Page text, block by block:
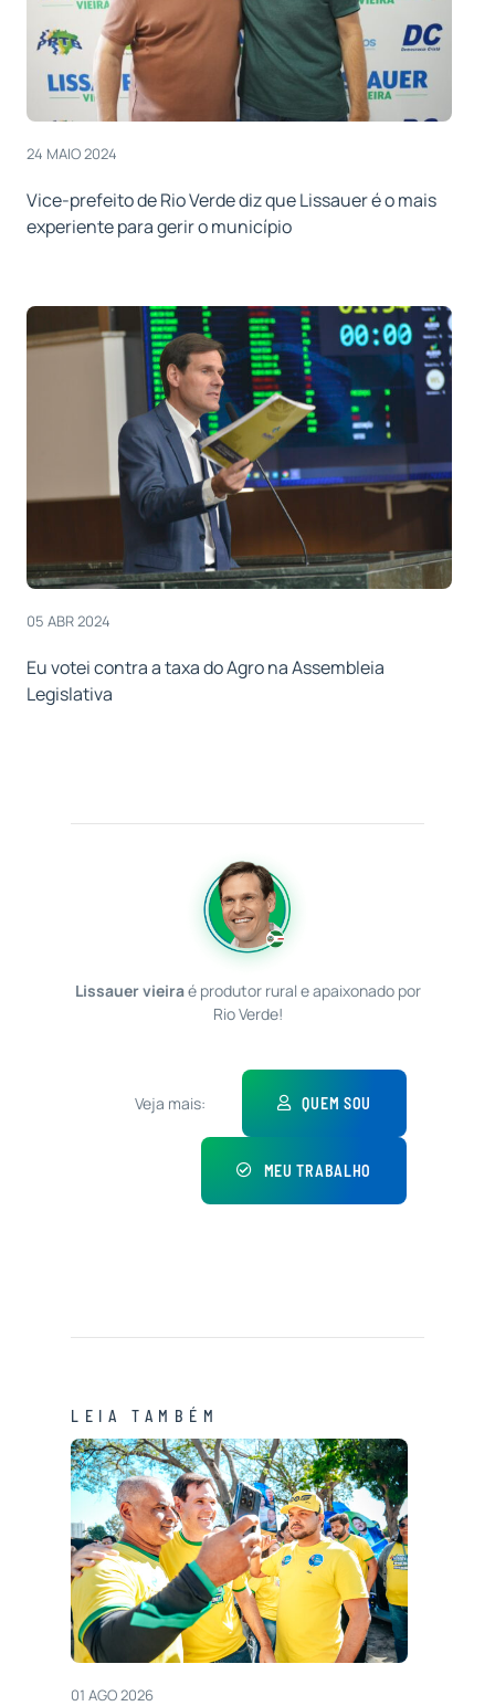
24 MAIO 2024
Vice-prefeito de Rio Verde diz que Lissauer é o mais
experiente para gerir o município
05 ABR 2024
Eu votei contra a taxa do Agro na Assembleia
Legislativa
Lissauer vieiraé produtor rural e apaixonado por
Rio Verde!
Veja mais: QUEM SOU
MEU TRABALHO
LEIA TAMBÉM
01 AGO 2026